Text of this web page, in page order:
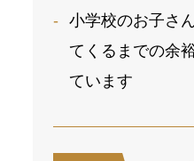
小学校のお子さ
てくるまでの余
ています